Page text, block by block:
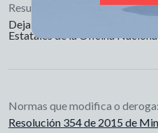
Resumen:
Deja sin efectos las
Estatales de la Oficina
Normas que modifica o deroga:
Resolución 354 de 2015 de